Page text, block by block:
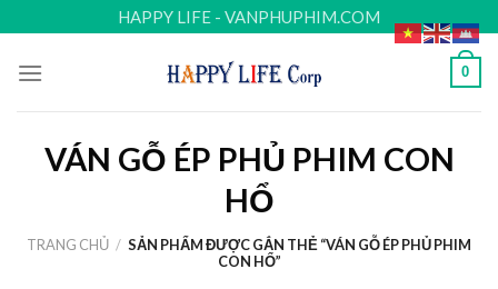
to
content
HAPPY LIFE - VANPHUPHIM.COM
0
VÁN GỖ ÉP PHỦ PHIM CON
HỔ
TRANG CHỦ / SẢN PHẨM ĐƯỢC GẮN THẺ “VÁN GỖ ÉP PHỦ PHIM
CON HỔ”